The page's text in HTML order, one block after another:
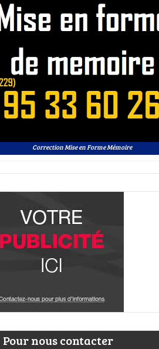
Correction Mise en Forme Mémoire
Pour nous contacter